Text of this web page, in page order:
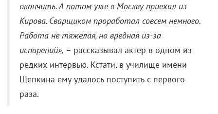
окончить. А потом уже в Москву приехал из
Кирова. Сварщиком проработал совсем немного.
Работа не тяжелая, но вредная из-за
испарений», – рассказывал актер в одном из
редких интервью. Кстати, в училище имени
Щепкина ему удалось поступить с первого
раза.